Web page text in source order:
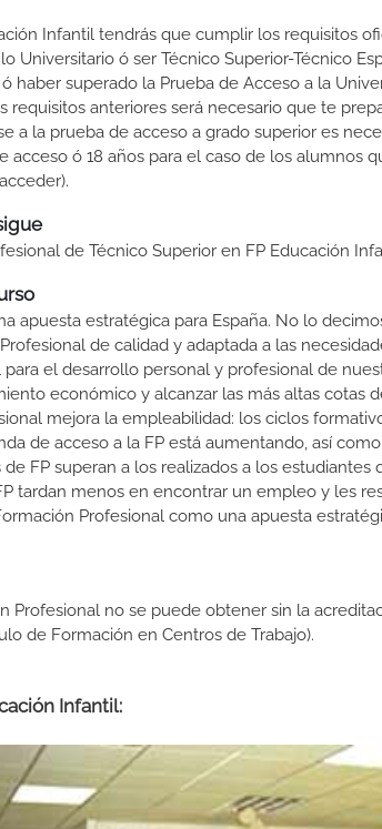
Infantil tendrás que cumplir los requisitos
Universitario ó ser Técnico Superior-Técnico
haber superado la Prueba de Acceso a la
anteriores será necesario que te
a la prueba de acceso a grado superior es
acceso ó 18 años para el caso de los alumnos
de Técnico Superior en FP Educación
apuesta estratégica para España. No lo
de calidad y adaptada a las
el desarrollo personal y profesional de
económico y alcanzar las más altas cotas
mejora la empleabilidad: los ciclos
de acceso a la FP está aumentando, así
FP superan a los realizados a los
tardan menos en encontrar un empleo y les
Profesional como una apuesta
Profesional no se puede obtener sin la
de Formación en Centros de Trabajo).
Infantil: